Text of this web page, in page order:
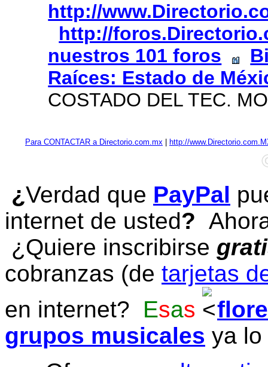
http://
http://
nuestros 101 foros
Raíces: Estado de
COSTADO DEL TEC.
Para CONTACTAR a Directorio.com.mx http://
¿Verdad que PayPal
internet de usted?
¿Quiere inscribirse
cobranzas (de tarjetas
en internet? Esas
grupos musicales ya